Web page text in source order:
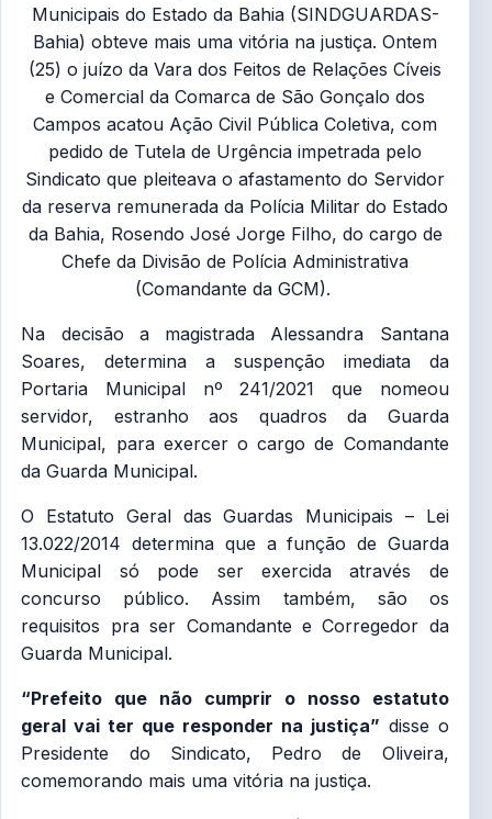
Municipais do Estado da Bahia (SINDGUARDAS-
Bahia) obteve mais uma vitória na justiça. Ontem
(25) o juízo da Vara dos Feitos de Relações Cíveis
e Comercial da Comarca de São Gonçalo dos
Campos acatou Ação Civil Pública Coletiva, com
pedido de Tutela de Urgência impetrada pelo
Sindicato que pleiteava o afastamento do Servidor
da reserva remunerada da Polícia Militar do Estado
da Bahia, Rosendo José Jorge Filho, do cargo de
Chefe da Divisão de Polícia Administrativa
(Comandante da GCM).
Na decisão a magistrada Alessandra Santana
Soares, determina a suspenção imediata da
Portaria Municipal nº 241/2021 que nomeou
servidor, estranho aos quadros da Guarda
Municipal, para exercer o cargo de Comandante
da Guarda Municipal.
O Estatuto Geral das Guardas Municipais – Lei
13.022/2014 determina que a função de Guarda
Municipal só pode ser exercida através de
concurso público. Assim também, são os
requisitos pra ser Comandante e Corregedor da
Guarda Municipal.
“Prefeito que não cumprir o nosso estatuto
geral vai ter que responder na justiça” disse o
Presidente do Sindicato, Pedro de Oliveira,
comemorando mais uma vitória na justiça.